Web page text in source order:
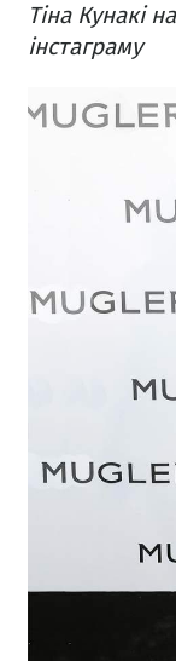
Тіна Кунакі
інстаграму